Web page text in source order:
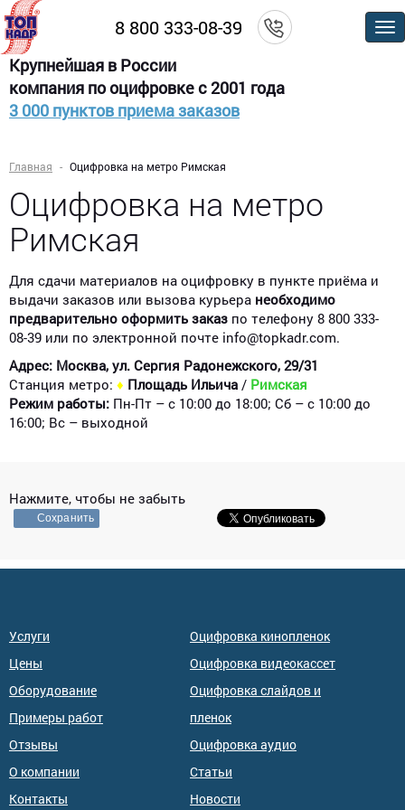
8 800 333-08-39
Крупнейшая в России
компания по оцифровке с 2001 года
3 000 пунктов приема заказов
Главная Оцифровка на метро Римская
Оцифровка на метро
Римская
Для сдачи материалов на оцифровку в пункте приёма и
выдачи заказов или вызова курьера необходимо
предварительно оформить заказ по телефону 8 800 333-
08-39 или по электронной почте info@topkadr.com.
Адрес: Москва, ул. Сергия Радонежского, 29/31
Станция метро: ♦ Площадь Ильича / Римская
Режим работы: Пн-Пт – с 10:00 до 18:00; Сб – с 10:00 до
16:00; Вс – выходной
Нажмите, чтобы не забыть
Сохранить
Услуги
Цены
Оборудование
Примеры работ
Отзывы
О компании
Контакты
Оцифровка кинопленок
Оцифровка видеокассет
Оцифровка слайдов и
пленок
Оцифровка аудио
Статьи
Новости